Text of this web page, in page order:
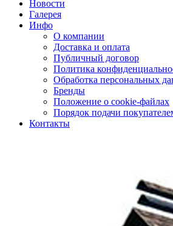
Новости
Галерея
Инфо
О компании
Доставка и оплата
Публичный договор
Политика
Обработка персональных
Бренды
Положение о cookie-файлах
Порядок подачи
Контакты